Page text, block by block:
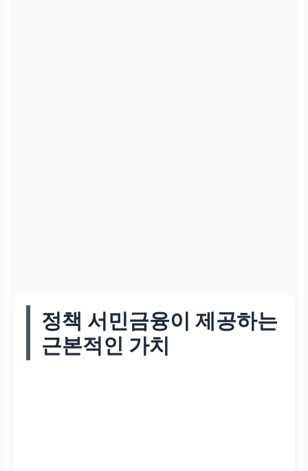
정책 서민금융이 제공하는
근본적인 가치